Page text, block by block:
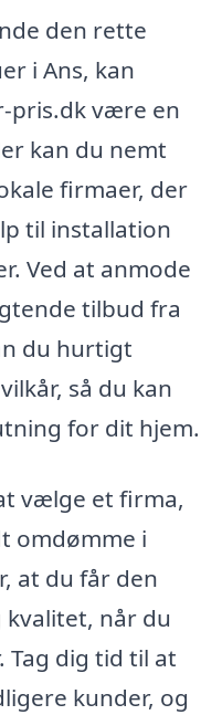
den rette
i Ans, kan
pris.dk være en
kan du nemt
firmaer, der
til installation
Ved at anmode
tilbud fra
du hurtigt
så du kan
for dit hjem.
vælge et firma,
omdømme i
at du får den
kvalitet, når du
Tag dig tid til at
kunder, og